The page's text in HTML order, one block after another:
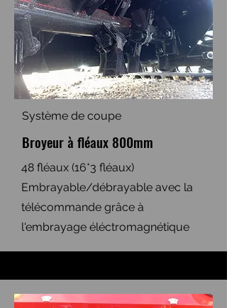
Système de coupe
Broyeur à fléaux 800mm
48 fléaux (16*3 fléaux)
Embrayable/débrayable avec la
télécommande grâce à
l'embrayage éléctromagnétique